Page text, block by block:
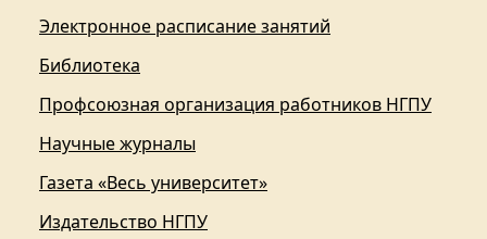
Электронное расписание занятий
Библиотека
Профсоюзная организация работников НГПУ
Научные журналы
Газета «Весь университет»
Издательство НГПУ